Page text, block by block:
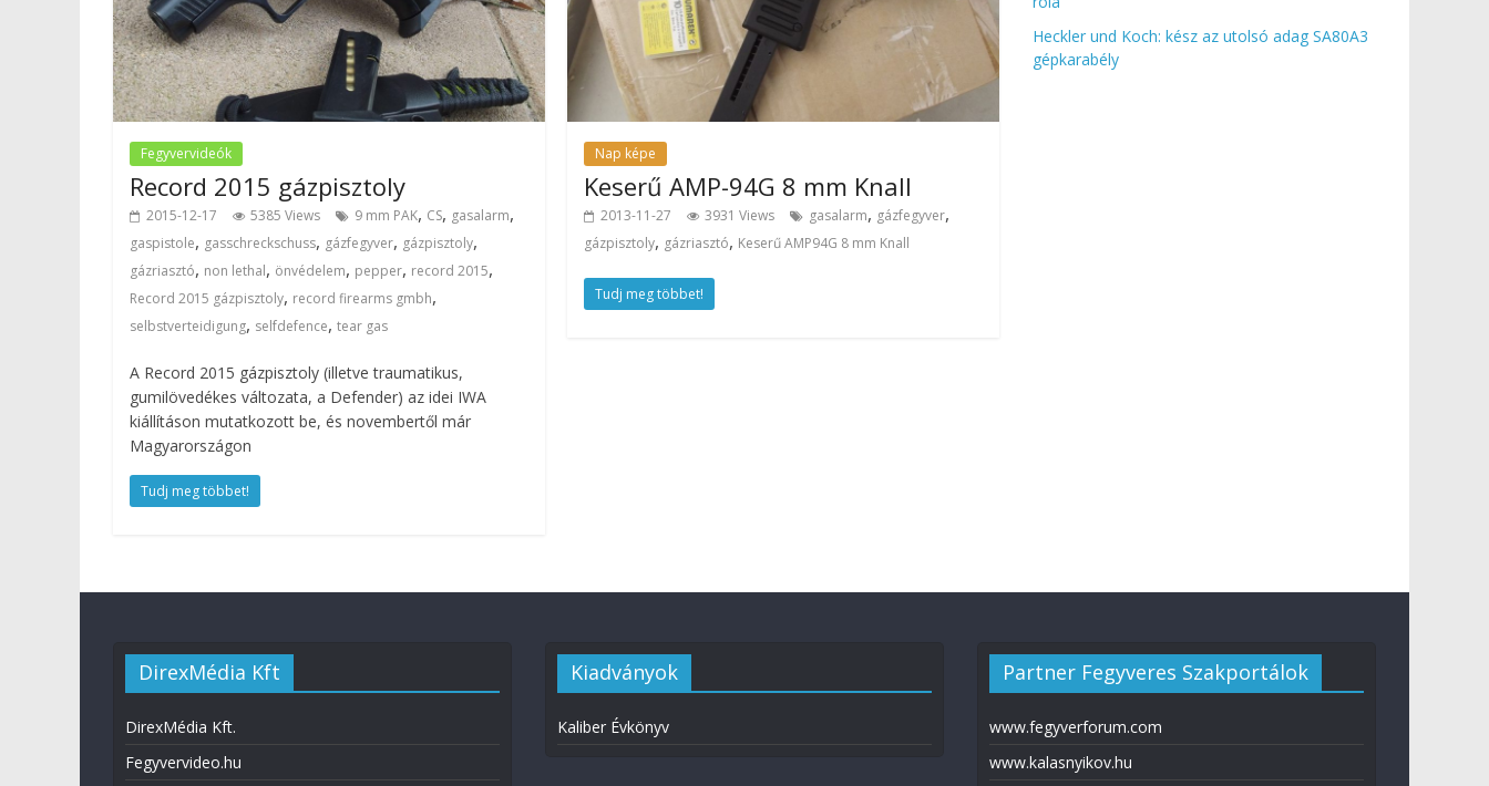
Fegyvervideók
Record 2015 gázpisztoly
2015-12-17 5385 Views 9 mm PAK, CS, gasalarm,
gaspistole, gasschreckschuss, gázfegyver, gázpisztoly,
gázriasztó, non lethal, önvédelem, pepper, record 2015,
Record 2015 gázpisztoly, record firearms gmbh,
selbstverteidigung, selfdefence, tear gas
A Record 2015 gázpisztoly (illetve traumatikus,
gumilövedékes változata, a Defender) az idei IWA
kiállításon mutatkozott be, és novembertől már
Magyarországon
Tudj meg többet!
Nap képe
Keserű AMP-94G 8 mm Knall
2013-11-27 3931 Views gasalarm, gázfegyver,
gázpisztoly, gázriasztó, Keserű AMP94G 8 mm Knall
Tudj meg többet!
Heckler und Koch: kész az utolsó adag SA80A3
gépkarabély
DirexMédia Kft
DirexMédia Kft.
Fegyvervideo.hu
Kiadványok
Kaliber Évkönyv
Partner Fegyveres Szakportálok
www.fegyverforum.com
www.kalasnyikov.hu